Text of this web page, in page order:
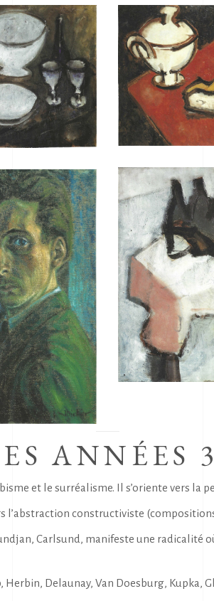
ANNÉES
et le surréalisme. Il s’oriente vers la
l’abstraction constructiviste
Carlsund, manifeste une radicalité
Delaunay, Van Doesburg, Kupka,